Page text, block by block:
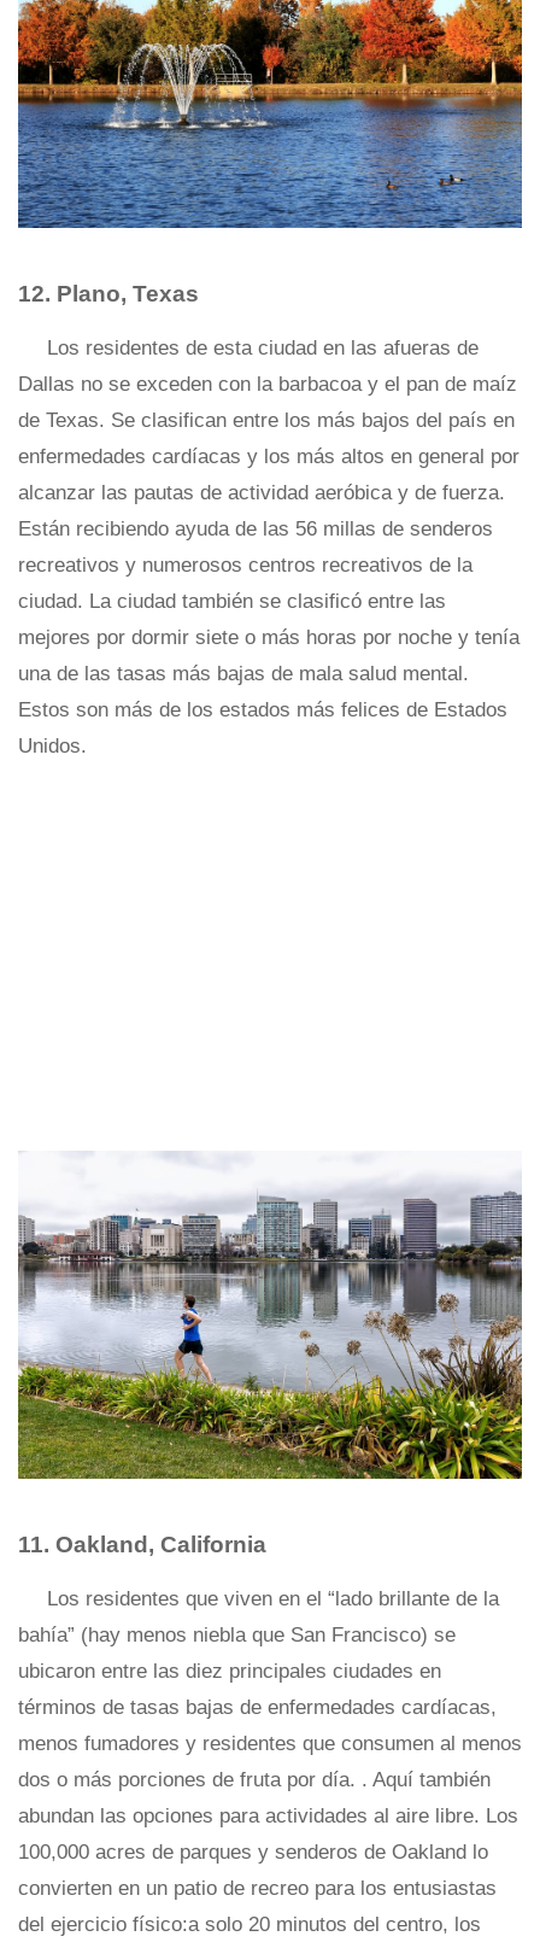
12. Plano, Texas
Los residentes de esta ciudad en las afueras de
Dallas no se exceden con la barbacoa y el pan de maíz
de Texas. Se clasifican entre los más bajos del país en
enfermedades cardíacas y los más altos en general por
alcanzar las pautas de actividad aeróbica y de fuerza.
Están recibiendo ayuda de las 56 millas de senderos
recreativos y numerosos centros recreativos de la
ciudad. La ciudad también se clasificó entre las
mejores por dormir siete o más horas por noche y tenía
una de las tasas más bajas de mala salud mental.
Estos son más de los estados más felices de Estados
Unidos.
11. Oakland, California
Los residentes que viven en el “lado brillante de la
bahía” (hay menos niebla que San Francisco) se
ubicaron entre las diez principales ciudades en
términos de tasas bajas de enfermedades cardíacas,
menos fumadores y residentes que consumen al menos
dos o más porciones de fruta por día. . Aquí también
abundan las opciones para actividades al aire libre. Los
100,000 acres de parques y senderos de Oakland lo
convierten en un patio de recreo para los entusiastas
del ejercicio físico:a solo 20 minutos del centro, los